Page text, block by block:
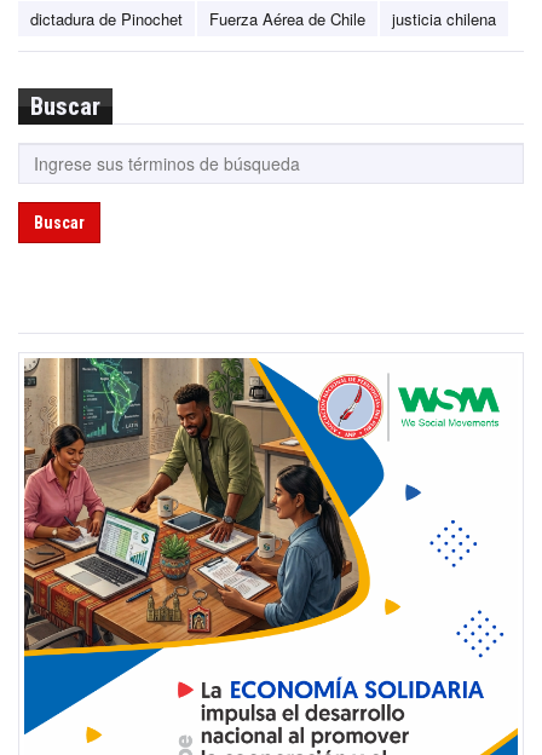
dictadura de Pinochet Fuerza Aérea de Chile justicia chilena
Buscar
Buscar